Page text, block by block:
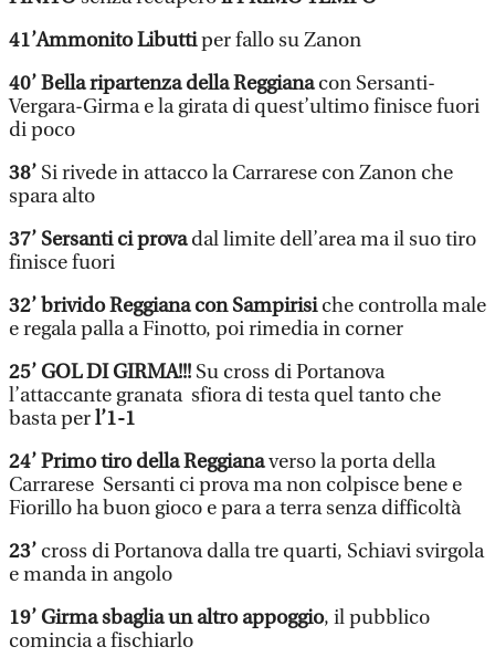
41’Ammonito Libuttiper fallo su Zanon
40’ Bella ripartenza della Reggianacon Sersanti-
Vergara-Girma e la girata di quest’ultimo finisce fuori
di poco
38’ Si rivede in attacco la Carrarese con Zanon che
spara alto
37’ Sersanti ci provadal limite dell’area ma il suo tiro
finisce fuori
32’ brivido Reggiana con Sampirisiche controlla male
e regala palla a Finotto, poi rimedia in corner
25’ GOL DI GIRMA!!! Su cross di Portanova
l’attaccante granata sfiora di testa quel tanto che
basta perl’1-1
24’ Primo tiro della Reggianaverso la porta della
Carrarese Sersanti ci prova ma non colpisce bene e
Fiorillo ha buon gioco e para a terra senza difficoltà
23’ cross di Portanova dalla tre quarti, Schiavi svirgola
e manda in angolo
19’ Girma sbaglia un altro appoggio, il pubblico
comincia a fischiarlo